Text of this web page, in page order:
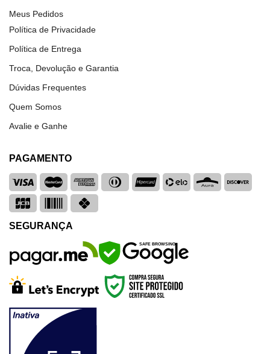
Meus Pedidos
Política de Privacidade
Política de Entrega
Troca, Devolução e Garantia
Dúvidas Frequentes
Quem Somos
Avalie e Ganhe
PAGAMENTO
SEGURANÇA
SAFE BROWSING